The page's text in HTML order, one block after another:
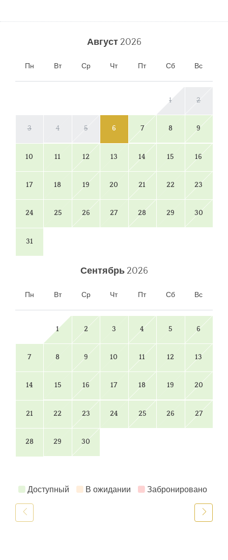
Август 2026
Пн Вт Ср Чт Пт Сб Вс
1 2
3 4 5 6 7 8 9
10 11 12 13 14 15 16
17 18 19 20 21 22 23
24 25 26 27 28 29 30
31
Сентябрь 2026
Пн Вт Ср Чт Пт Сб Вс
1 2 3 4 5 6
7 8 9 10 11 12 13
14 15 16 17 18 19 20
21 22 23 24 25 26 27
28 29 30
Доступный В ожидании Забронировано